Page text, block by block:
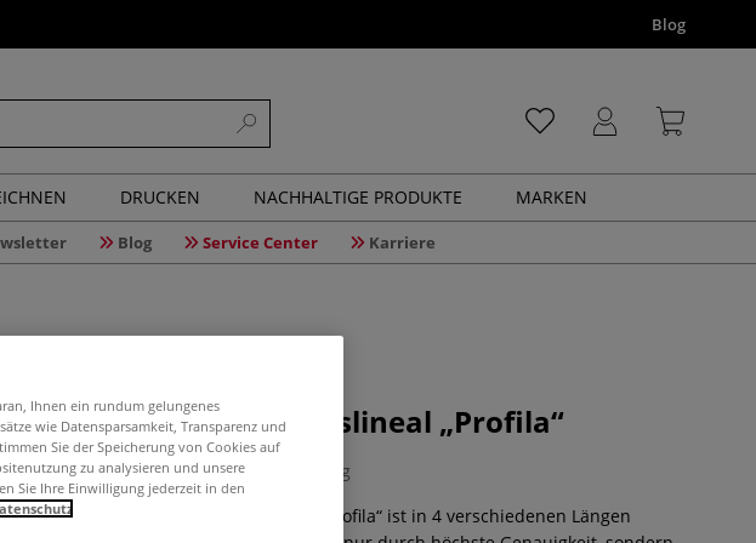
Blog
DRUCKEN NACHHALTIGE PRODUKTE MARKEN
Blog Service Center Karriere
Maped® Präzisionslineal „Profila“
1 Bewertung
Das MAPED® Präzisionslineal „Profila“ ist in 4 verschiedenen Längen
Ihnen ein rundum gelungenes
wie Datensparsamkeit, Transparenz und
Sie der Speicherung von Cookies auf
zu analysieren und unsere
Sie Ihre Einwilligung jederzeit in den